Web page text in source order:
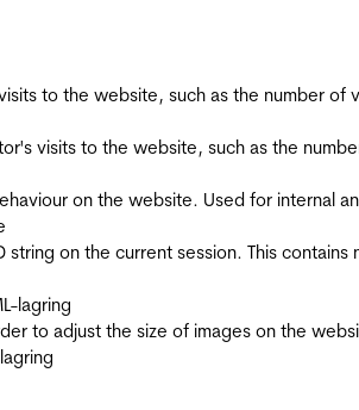
to the website, such as the number
visits to the website, such as the
on the website. Used for internal
string on the current session. This
lagring
to adjust the size of images on the